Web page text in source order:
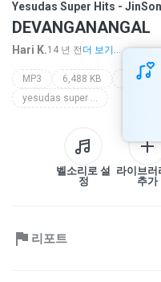
Yesudas Super Hits - JinSon
DEVANGANANGAL
Hari K.14 년 전 더 보기...
MP3 6,488 KB Scar
yesudas super hits - jinson
벨소리로 설
정
라이브러
추가
리포트